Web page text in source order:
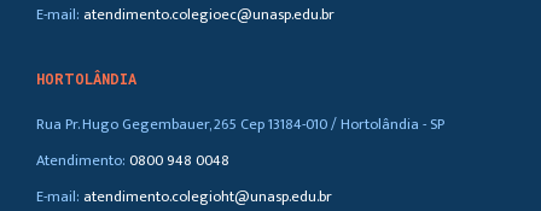
E-mail: atendimento.colegioec@unasp.edu.br
HORTOLÂNDIA
Rua Pr. Hugo Gegembauer, 265 Cep 13184-010 / Hortolândia - SP
Atendimento:0800 948 0048
E-mail: atendimento.colegioht@unasp.edu.br